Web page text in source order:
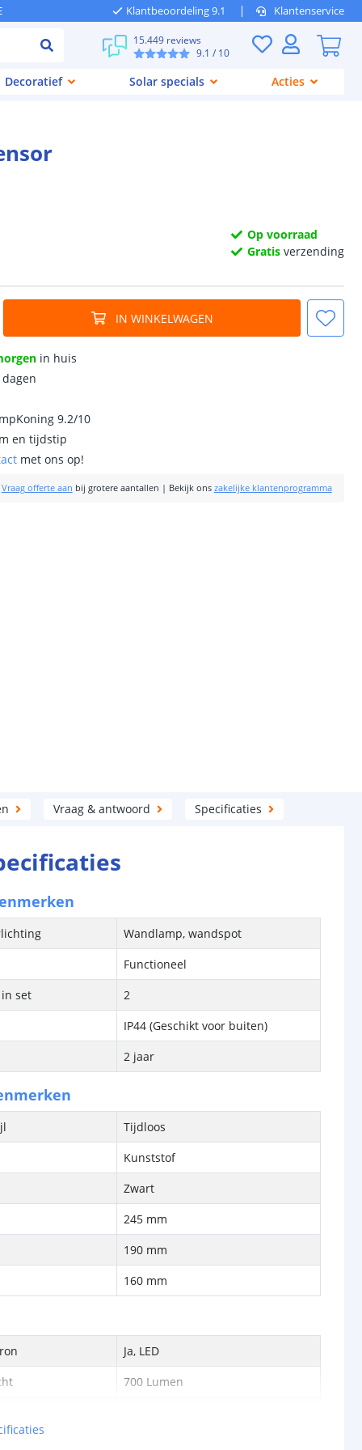
Klantbeoordeling 9.1 Klantenservice
15.449 reviews
9.1 / 10
Decoratief Solar specials Acties
Op voorraad
Gratis verzending
IN WINKELWAGEN
in huis
9.2/10
en tijdstip
met ons op!
Vraag offerte aan bij grotere aantallen | Bekijk ons zakelijke klantenprogramma
Vraag & antwoord Specificaties
Wandlamp, wandspot
Functioneel
set
2
IP44 (Geschikt voor buiten)
2 jaar
Tijdloos
Kunststof
Zwart
245 mm
190 mm
160 mm
Ja, LED
700 Lumen